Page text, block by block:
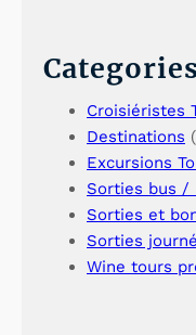
Categories
Croisiéristes
Destinations
Excursions
Sorties bus /
Sorties et
Sorties
Wine tours